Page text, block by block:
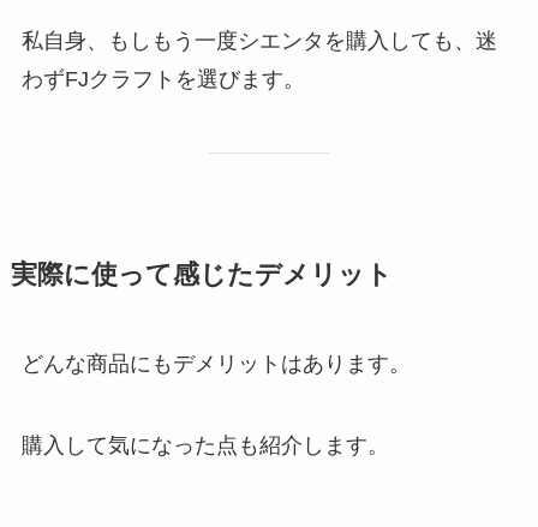
私自身、もしもう一度シエンタを購入しても、迷
わずFJクラフトを選びます。
実際に使って感じたデメリット
どんな商品にもデメリットはあります。
購入して気になった点も紹介します。